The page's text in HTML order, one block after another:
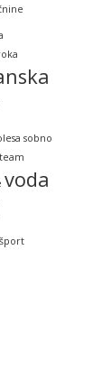
sobno
team
voda
šport